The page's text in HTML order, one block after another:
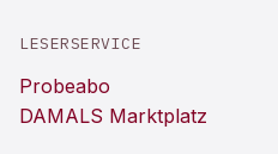
LESERSERVICE
Probeabo
DAMALS Marktplatz